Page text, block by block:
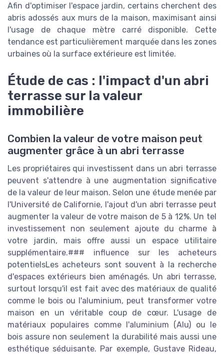
Afin d'optimiser l'espace jardin, certains cherchent des
abris adossés aux murs de la maison, maximisant ainsi
l'usage de chaque mètre carré disponible. Cette
tendance est particulièrement marquée dans les zones
urbaines où la surface extérieure est limitée.
Étude de cas : l'impact d'un abri
terrasse sur la valeur
immobilière
Combien la valeur de votre maison peut
augmenter grâce à un abri terrasse
Les propriétaires qui investissent dans un abri terrasse
peuvent s'attendre à une augmentation significative
de la valeur de leur maison. Selon une étude menée par
l'Université de Californie, l'ajout d'un abri terrasse peut
augmenter la valeur de votre maison de 5 à 12%. Un tel
investissement non seulement ajoute du charme à
votre jardin, mais offre aussi un espace utilitaire
supplémentaire.### influence sur les acheteurs
potentielsLes acheteurs sont souvent à la recherche
d'espaces extérieurs bien aménagés. Un abri terrasse,
surtout lorsqu'il est fait avec des matériaux de qualité
comme le bois ou l'aluminium, peut transformer votre
maison en un véritable coup de cœur. L'usage de
matériaux populaires comme l'aluminium (Alu) ou le
bois assure non seulement la durabilité mais aussi une
esthétique séduisante. Par exemple, Gustave Rideau,